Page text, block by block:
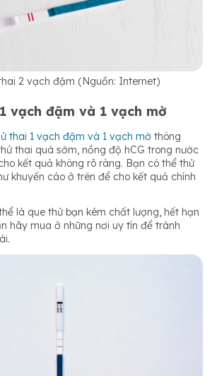
2 vạch đậm (Nguồn: Internet)
vạch đậm và 1 vạch mờ
thai 1 vạch đậm và 1 vạch mờ thông
thai quá sớm, nồng độ hCG trong nước
kết quả không rõ ràng. Bạn có thể thử
khuyến cáo ở trên để cho kết quả chính
là que thử bạn kém chất lượng, hết hạn
hãy mua ở những nơi uy tín để tránh